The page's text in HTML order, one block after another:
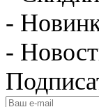
-
-